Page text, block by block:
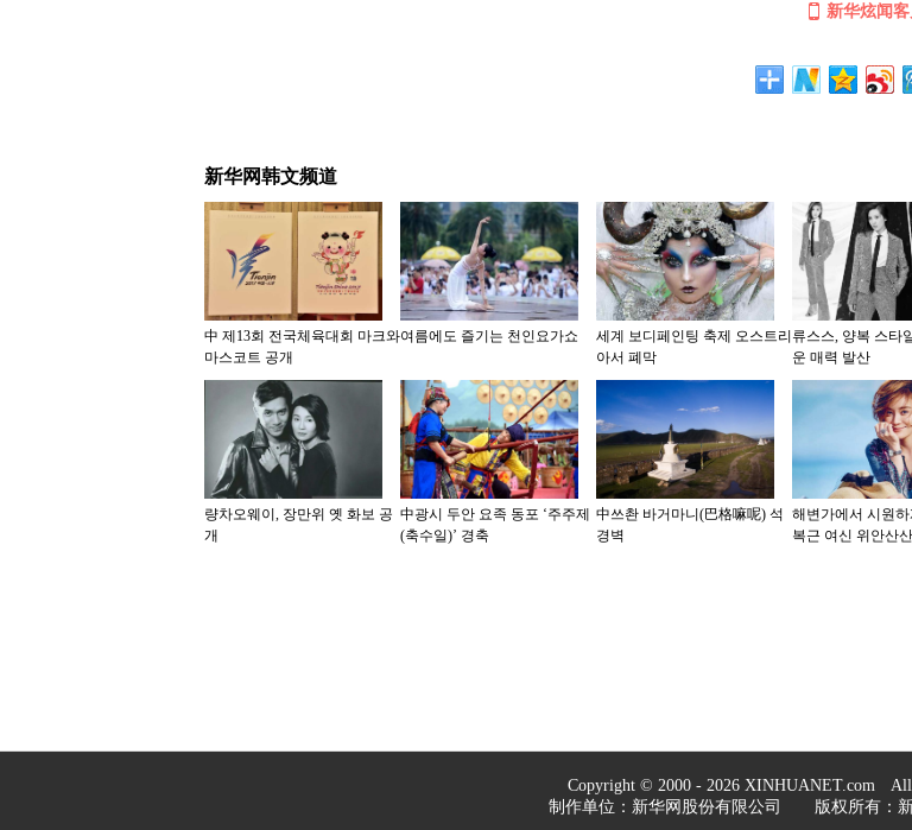
新华炫闻
新华网韩文频道
中 제13회 전국체육대회 마크와
마스코트 공개
여름에도 즐기는 천인요가쇼
세계 보디페인팅 축제 오스트리
아서 폐막
류스스, 양복 스타
운 매력 발산
량차오웨이, 장만위 옛 화보 공
개
中광시 두안 요족 동포 ‘주주제
(축수일)’ 경축
中쓰촨 바거마니(巴格嘛呢) 석
경벽
해변가에서 시원
복근 여신 위안산산
Copyright © 2000 - 2026 XINHUANET.com All
制作单位：新华网股份有限公司 版权所有：新